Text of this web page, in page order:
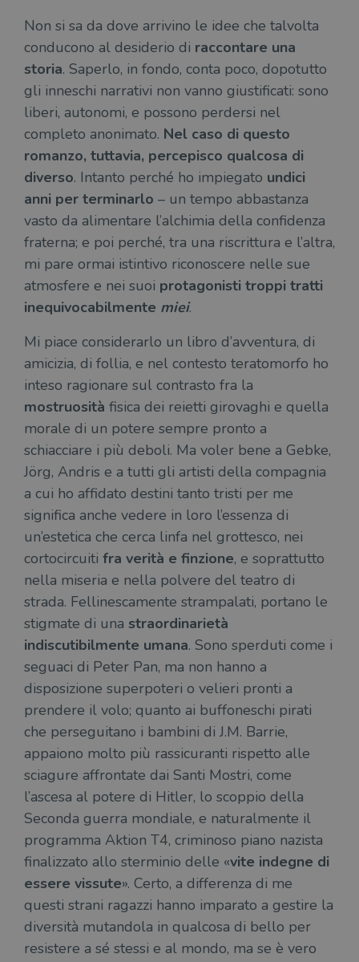
Non si sa da dove arrivino le idee che talvolta
conducono al desiderio di raccontare una
storia. Saperlo, in fondo, conta poco, dopotutto
gli inneschi narrativi non vanno giustificati: sono
liberi, autonomi, e possono perdersi nel
completo anonimato. Nel caso di questo
romanzo, tuttavia, percepisco qualcosa di
diverso. Intanto perché ho impiegato undici
anni per terminarlo – un tempo abbastanza
vasto da alimentare l’alchimia della confidenza
fraterna; e poi perché, tra una riscrittura e l’altra,
mi pare ormai istintivo riconoscere nelle sue
atmosfere e nei suoi protagonisti troppi tratti
inequivocabilmente miei.
Mi piace considerarlo un libro d’avventura, di
amicizia, di follia, e nel contesto teratomorfo ho
inteso ragionare sul contrasto fra la
mostruosità fisica dei reietti girovaghi e quella
morale di un potere sempre pronto a
schiacciare i più deboli. Ma voler bene a Gebke,
Jörg, Andris e a tutti gli artisti della compagnia
a cui ho affidato destini tanto tristi per me
significa anche vedere in loro l’essenza di
un’estetica che cerca linfa nel grottesco, nei
cortocircuiti fra verità e finzione, e soprattutto
nella miseria e nella polvere del teatro di
strada. Fellinescamente strampalati, portano le
stigmate di una straordinarietà
indiscutibilmente umana. Sono sperduti come i
seguaci di Peter Pan, ma non hanno a
disposizione superpoteri o velieri pronti a
prendere il volo; quanto ai buffoneschi pirati
che perseguitano i bambini di J.M. Barrie,
appaiono molto più rassicuranti rispetto alle
sciagure affrontate dai Santi Mostri, come
l’ascesa al potere di Hitler, lo scoppio della
Seconda guerra mondiale, e naturalmente il
programma Aktion T4, criminoso piano nazista
finalizzato allo sterminio delle «vite indegne di
essere vissute». Certo, a differenza di me
questi strani ragazzi hanno imparato a gestire la
diversità mutandola in qualcosa di bello per
resistere a sé stessi e al mondo, ma se è vero